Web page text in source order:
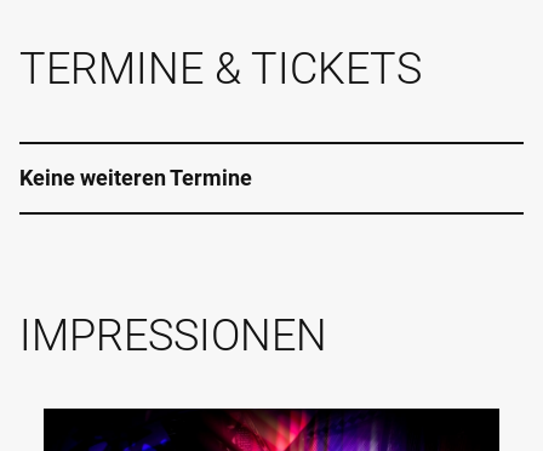
TERMINE & TICKETS
Keine weiteren Termine
IMPRESSIONEN